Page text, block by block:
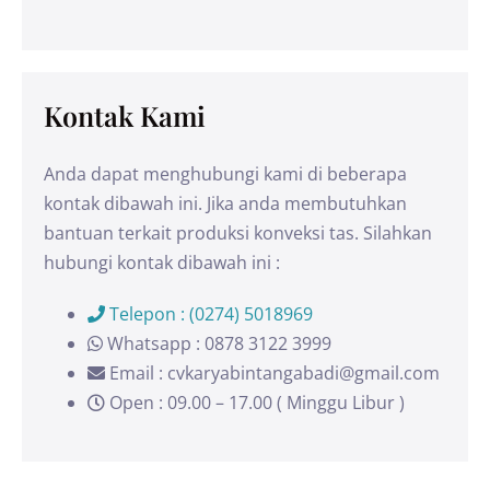
Kontak Kami
Anda dapat menghubungi kami di beberapa
kontak dibawah ini. Jika anda membutuhkan
bantuan terkait produksi konveksi tas. Silahkan
hubungi kontak dibawah ini :
Telepon : (0274) 5018969
Whatsapp : 0878 3122 3999
Email : cvkaryabintangabadi@gmail.com
Open : 09.00 – 17.00 ( Minggu Libur )